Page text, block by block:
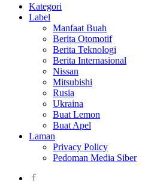
Kategori
Label
Manfaat Buah
Berita Otomotif
Berita Teknologi
Berita Internasional
Nissan
Mitsubishi
Rusia
Ukraina
Buat Lemon
Buat Apel
Laman
Privacy Policy
Pedoman Media Siber